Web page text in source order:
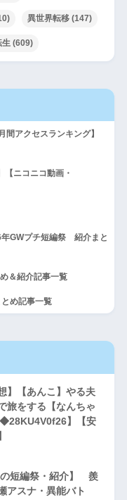
異世界転移(147)
生(609)
間アクセスランキング】
【ニコニコ動画・
GWプチ短編祭 紹介まと
＆紹介記事一覧
とめ記事一覧
】【あんこ】やる夫
旅をする【なんちゃ
】【安
の短編祭・紹介】 羨
アスナ・異能バト